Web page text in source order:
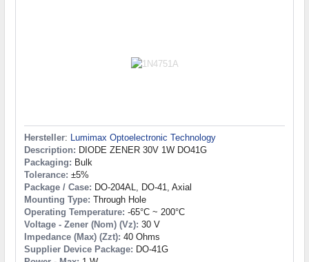
Hersteller: Lumimax Optoelectronic Technology
Description: DIODE ZENER 30V 1W DO41G
Packaging: Bulk
Tolerance: ±5%
Package / Case: DO-204AL, DO-41, Axial
Mounting Type: Through Hole
Operating Temperature: -65°C ~ 200°C
Voltage - Zener (Nom) (Vz): 30 V
Impedance (Max) (Zzt): 40 Ohms
Supplier Device Package: DO-41G